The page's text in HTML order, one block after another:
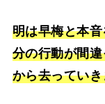
明は早梅と本
分の行動が間
から去ってい